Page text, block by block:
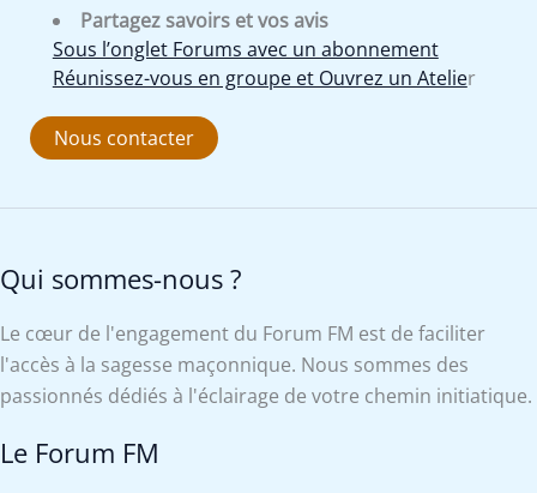
Partagez savoirs et vos avis
Sous l’onglet Forums avec un abonnement
Réunissez-vous en groupe et Ouvrez un Atelier
Nous contacter
Qui sommes-nous ?
Le cœur de l'engagement du Forum FM est de faciliter
l'accès à la sagesse maçonnique. Nous sommes des
passionnés dédiés à l'éclairage de votre chemin initiatique.
Le Forum FM